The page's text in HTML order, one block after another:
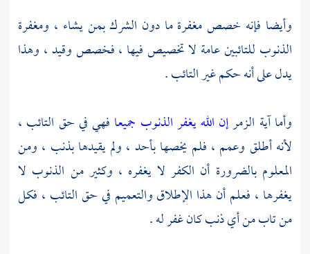
وأيضا فإنه خصص مغفرة ما دون الشرك بمن يشاء ، ومغفرة
الذنوب للتائبين عامة لا تخصيص فيها ، فخصص وقيد ، وهذا
يدل على أنه حكم غير التائب .
وأما آية الزمرإن الله يغفر الذنوب جميعا فهي في حق التائب ،
لأنه أطلق وعمم ، فلم يخصها بأحد ، ولم يقيدها بذنب ، ومن
المعلوم بالضرورة أن الكفر لا يغفره ، وكثير من الذنوب لا
يغفرها ، فعلم أن هذا الإطلاق والتعميم في حق التائب ، فكل
من تاب من أي ذنب كان غفر له .